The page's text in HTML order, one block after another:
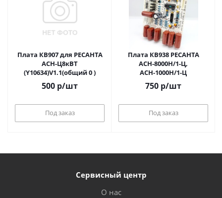
Плата КВ907 для РЕСАНТА
АСН-Ц8кВТ
(Y10634)V1.1(общий 0 )
500 р/шт
Под заказ
Плата КВ938 РЕСАНТА
АСН-8000Н/1-Ц,
АСН-1000Н/1-Ц
750 р/шт
Под заказ
Сервисный центр
О нас